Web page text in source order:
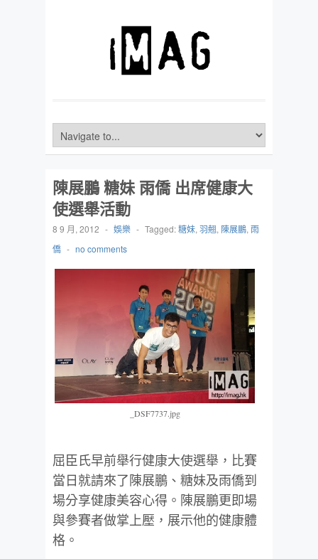
陳展鵬 糖妹 雨僑 出席健康大
使選舉活動
8 9 月, 2012 - 娛樂 - Tagged:糖妹, 羽翹, 陳展鵬, 雨
僑 - no comments
_DSF7737.jpg
屈臣氏早前舉行健康大使選舉，比賽
當日就請來了陳展鵬、糖妹及雨僑到
場分享健康美容心得。陳展鵬更即場
與參賽者做掌上壓，展示他的健康體
格。